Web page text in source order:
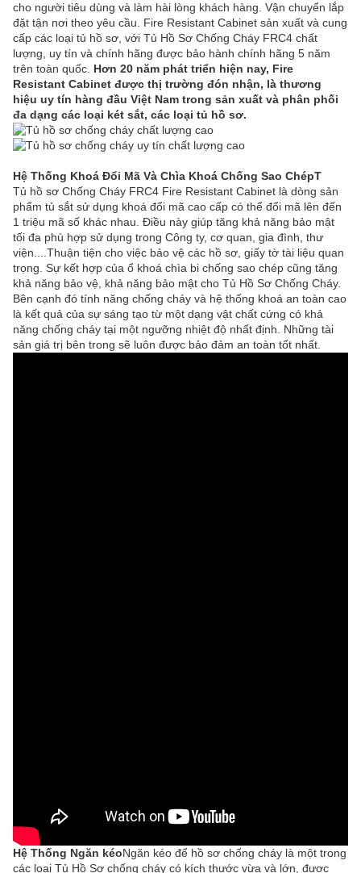
cho người tiêu dùng và làm hài lòng khách hàng. Vận chuyển lắp
đặt tận nơi theo yêu cầu. Fire Resistant Cabinet sản xuất và cung
cấp các loại tủ hồ sơ, với Tủ Hồ Sơ Chống Cháy FRC4 chất
lượng, uy tín và chính hãng được bảo hành chính hãng 5 năm
trên toàn quốc. Hơn 20 năm phát triển hiện nay, Fire
Resistant Cabinet được thị trường đón nhận, là thương
hiệu uy tín hàng đầu Việt Nam trong sản xuất và phân phối
đa dạng các loại két sắt, các loại tủ hồ sơ.
Hệ Thống Khoá Đổi Mã Và Chìa Khoá Chống Sao ChépT
Tủ hồ sơ Chống Cháy FRC4 Fire Resistant Cabinet là dòng sản
phẩm tủ sắt sử dụng khoá đổi mã cao cấp có thể đổi mã lên đến
1 triệu mã số khác nhau. Điều này giúp tăng khả năng bảo mật
tối đa phù hợp sử dụng trong Công ty, cơ quan, gia đình, thư
viện....Thuận tiện cho việc bảo vệ các hồ sơ, giấy tờ tài liệu quan
trọng. Sự kết hợp của ổ khoá chìa bi chống sao chép cũng tăng
khả năng bảo vệ, khả năng bảo mật cho Tủ Hồ Sơ Chống Cháy.
Bên cạnh đó tính năng chống cháy và hệ thống khoá an toàn cao
là kết quả của sự sáng tạo từ một dạng vật chất cứng có khả
năng chống cháy tại một ngưỡng nhiệt độ nhất định. Những tài
sản giá trị bên trong sẽ luôn được bảo đảm an toàn tốt nhất.
Hệ Thống Ngăn kéoNgăn kéo để hồ sơ chống cháy là một trong
các loại Tủ Hồ Sơ chống cháy có kích thước vừa và lớn, được